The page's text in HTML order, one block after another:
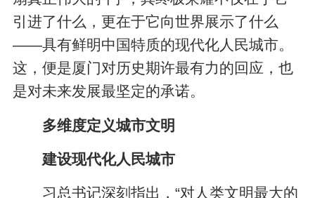
引进了什么，更在于它向世界展示了什么
——具有鲜明中国特质的现代化人民城市。
这，便是厦门对历史期许最有力的回应，也
是对未来发展最坚定的承诺。
多维度定义城市文明
建设现代化人民城市
习总书记深刻指出，“对人类文明最大的